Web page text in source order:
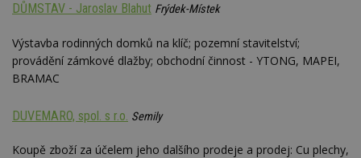
DŮMSTAV - Jaroslav Blahut Frýdek-Místek
Výstavba rodinných domků na klíč; pozemní stavitelství;
provádění zámkové dlažby; obchodní činnost - YTONG, MAPEI,
BRAMAC
DUVEMARO, spol. s r.o. Semily
Koupě zboží za účelem jeho dalšího prodeje a prodej: Cu plechy,